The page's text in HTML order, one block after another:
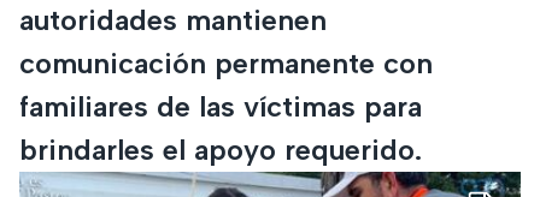
autoridades mantienen
comunicación permanente con
familiares de las víctimas para
brindarles el apoyo requerido.